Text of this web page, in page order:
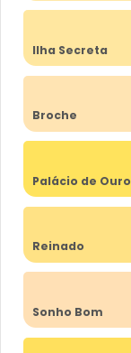
Ilha Secreta
Broche
Palácio de Ouro
Reinado
Sonho Bom